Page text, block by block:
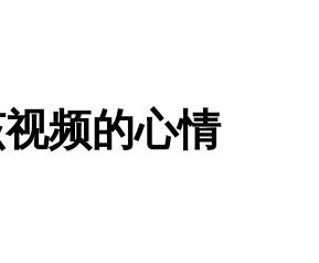
频的心情